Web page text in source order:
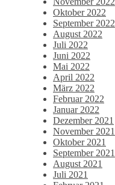
Oktober 2022
September 2022
August 2022
Juli 2022
Juni 2022
Mai 2022
April 2022
März 2022
Februar 2022
Januar 2022
Dezember 2021
November 2021
Oktober 2021
September 2021
August 2021
Juli 2021